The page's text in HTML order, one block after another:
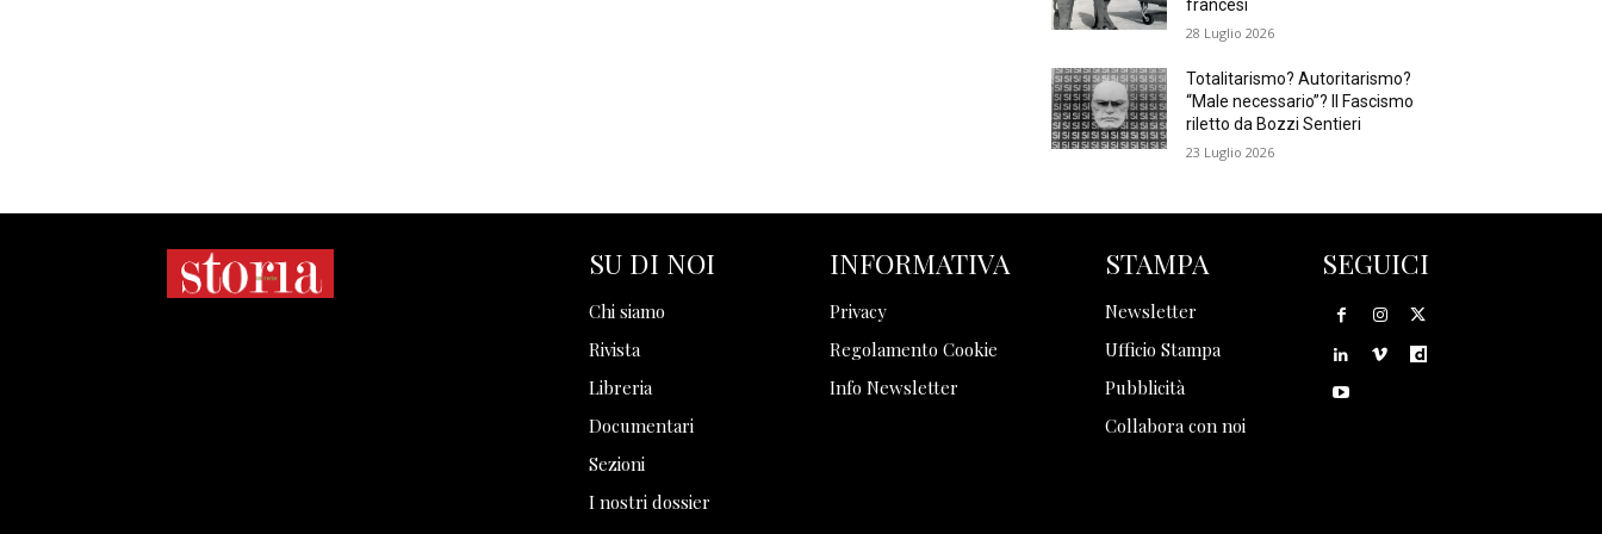
francesi
28 Luglio 2026
Totalitarismo? Autoritarismo?
“Male necessario”? Il Fascismo
riletto da Bozzi Sentieri
23 Luglio 2026
SU DI NOI
Chi siamo
Rivista
Libreria
Documentari
Sezioni
I nostri dossier
INFORMATIVA
Privacy
Regolamento Cookie
Info Newsletter
STAMPA
Newsletter
Ufficio Stampa
Pubblicità
Collabora con noi
SEGUICI